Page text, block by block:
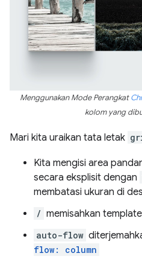
Menggunakan Mode Perangkat
kolom yang
Mari kita uraikan tata letak
Kita mengisi area
secara eksplisit dengan
membatasi ukuran di
/ memisahkan
auto-flow
flow: column